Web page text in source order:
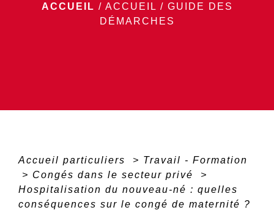
ACCUEIL / ACCUEIL / GUIDE DES
DÉMARCHES
Accueil particuliers > Travail - Formation
> Congés dans le secteur privé
>
Hospitalisation du nouveau-né : quelles
conséquences sur le congé de maternité ?